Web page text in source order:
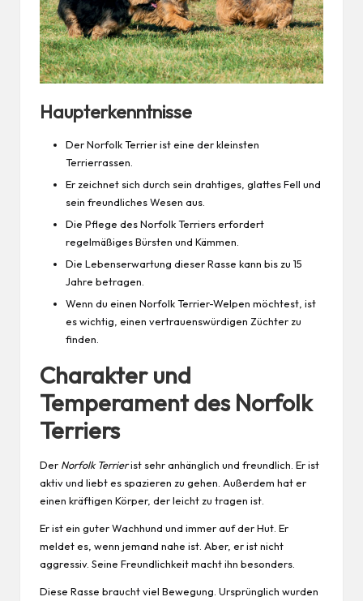
Haupterkenntnisse
Der Norfolk Terrier ist eine der kleinsten
Terrierrassen.
Er zeichnet sich durch sein drahtiges, glattes Fell und
sein freundliches Wesen aus.
Die Pflege des Norfolk Terriers erfordert
regelmäßiges Bürsten und Kämmen.
Die Lebenserwartung dieser Rasse kann bis zu 15
Jahre betragen.
Wenn du einen Norfolk Terrier-Welpen möchtest, ist
es wichtig, einen vertrauenswürdigen Züchter zu
finden.
Charakter und
Temperament des Norfolk
Terriers
Der Norfolk Terrierist sehr anhänglich und freundlich. Er ist
aktiv und liebt es spazieren zu gehen. Außerdem hat er
einen kräftigen Körper, der leicht zu tragen ist.
Er ist ein guter Wachhund und immer auf der Hut. Er
meldet es, wenn jemand nahe ist. Aber, er ist nicht
aggressiv. Seine Freundlichkeit macht ihn besonders.
Diese Rasse braucht viel Bewegung. Ursprünglich wurden